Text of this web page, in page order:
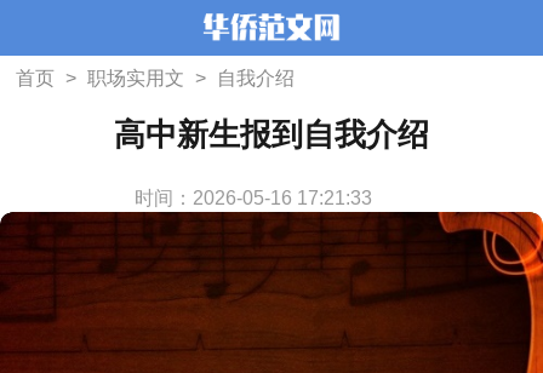
首页 > 职场实用文 > 自我介绍
高中新生报到自我介绍
时间：2026-05-16 17:21:33